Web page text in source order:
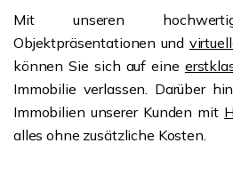
Mit unseren
Objektpräsentationen und
können Sie sich auf eine
Immobilie verlassen. Darüber
Immobilien unserer Kunden mit
alles ohne zusätzliche Kosten.